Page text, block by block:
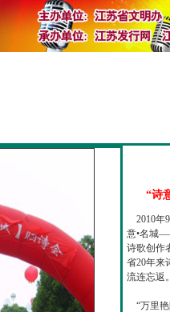
“诗
2010年
意•名城
诗歌创作
省20年来
流连忘返
“万里艳